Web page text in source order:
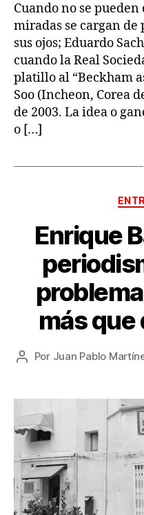
Cuando no se pueden
miradas se cargan de
sus ojos; Eduardo
cuando la Real
platillo al “Beckham
Soo (Incheon, Corea
de 2003. La idea o
o […]
Enrique
más que
Autor
publicación
Por Juan Pablo